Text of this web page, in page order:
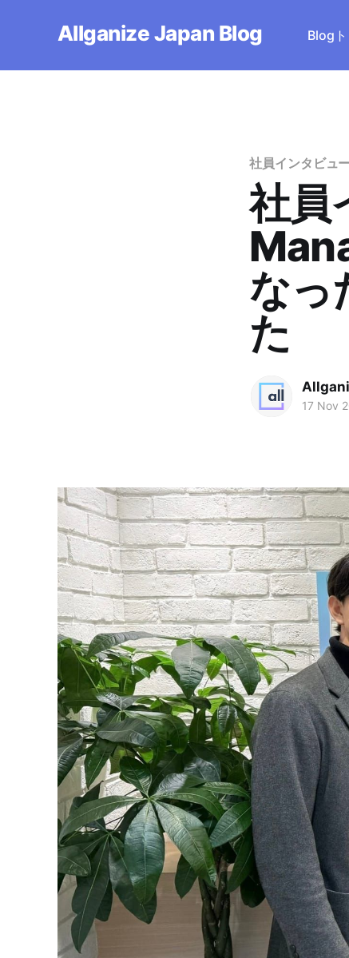
Allganize Japan Blog Blog
社員インタビュー
社員
なっ
た
17 Nov